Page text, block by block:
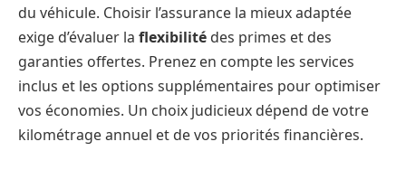
du véhicule. Choisir l’assurance la mieux adaptée
exige d’évaluer la flexibilité des primes et des
garanties offertes. Prenez en compte les services
inclus et les options supplémentaires pour optimiser
vos économies. Un choix judicieux dépend de votre
kilométrage annuel et de vos priorités financières.